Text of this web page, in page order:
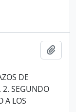
DE
2. SEGUNDO
A LOS